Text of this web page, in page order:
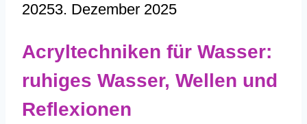
20253. Dezember 2025
Acryltechniken für Wasser:
ruhiges Wasser, Wellen und
Reflexionen